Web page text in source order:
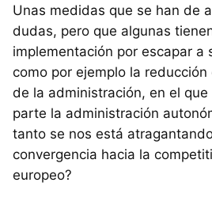
Unas medidas que se han de
dudas, pero que algunas
implementación por escapar a
como por ejemplo la
de la administración, en el
parte la administración
tanto se nos está
convergencia hacia la
europeo?